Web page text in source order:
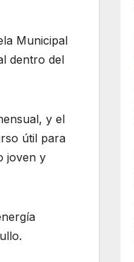
Municipal
dentro del
y el
útil para
joven y